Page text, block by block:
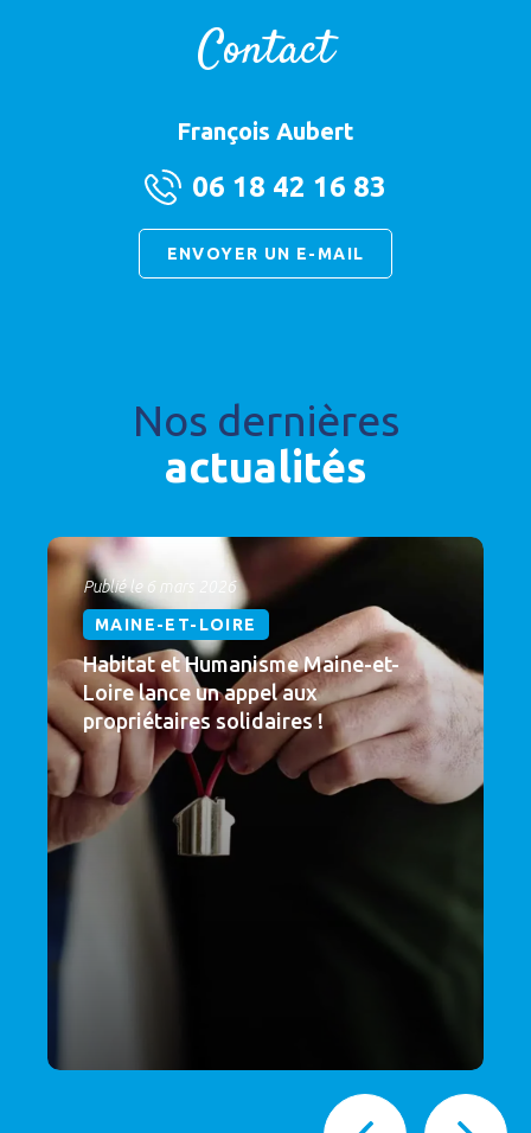
Contact
François Aubert
06 18 42 16 83
ENVOYER UN E-MAIL
Nos dernières
actualités
Publié le 6 mars 2026
MAINE-ET-LOIRE
Habitat et Humanisme Maine-et-
Loire lance un appel aux
propriétaires solidaires !